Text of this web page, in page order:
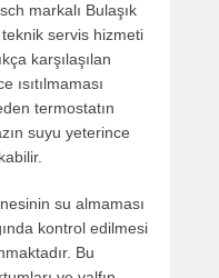
markalı Bulaşık
servis hizmeti
karşılaşılan
ısıtılmaması
termostatın
suyu yeterince
su almaması
kontrol edilmesi
Bu